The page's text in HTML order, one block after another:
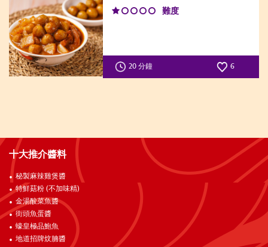
難度
20 分鐘 6
十大推介醬料
秘製麻辣雞煲醬
特鮮菇粉 (不加味精)
金湯酸菜魚醬
街頭魚蛋醬
蠔皇極品鮑魚
地道招牌炆腩醬